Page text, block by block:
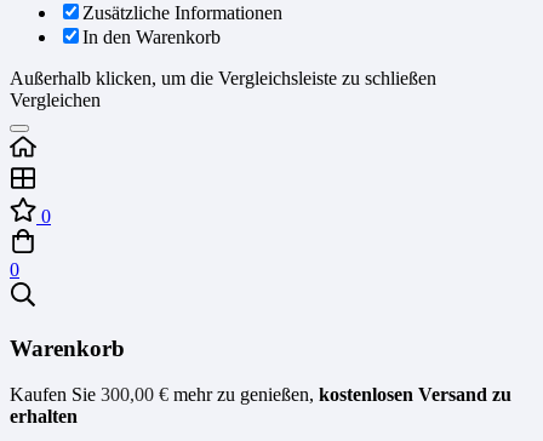
Zusätzliche Informationen
In den Warenkorb
Außerhalb klicken, um die Vergleichsleiste zu schließen
Vergleichen
0
0
Warenkorb
Kaufen Sie 300,00 € mehr zu genießen, kostenlosen Versand zu
erhalten